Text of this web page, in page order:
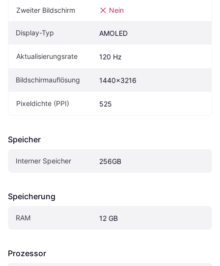
Zweiter Bildschirm Nein
Display-Typ AMOLED
Aktualisierungsrate 120 Hz
Bildschirmauflösung 1440x3216
Pixeldichte (PPI) 525
Speicher
Interner Speicher 256GB
Speicherung
RAM 12 GB
Prozessor